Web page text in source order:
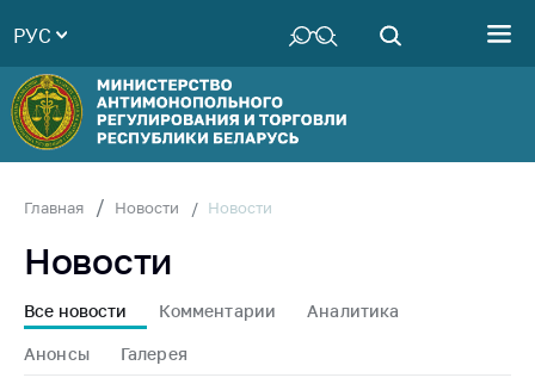
Руководство
Структура
Министерства
Территориальные
Законодательство
Антикоррупционная
деятельность
РУС
Главная Новости Новости
Новости
Все новости Комментарии Аналитика
Анонсы Галерея